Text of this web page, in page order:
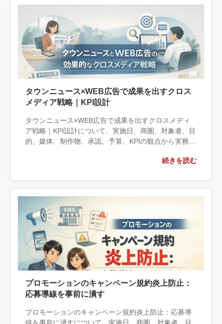
タウンニュース×WEB広告で成果を出すクロス
メディア戦略｜KPI設計
タウンニュース×WEB広告で成果を出すクロスメディ
ア戦略｜KPI設計について、実施日、商圏、対象者、目
的、媒体、制作物、承認、予算、KPIの観点から実務上
部へ相談する条件、相談前に用意する情報、依頼後に
続きを読む
プロモーションのキャンペーン規約炎上防止：
応募導線を事前に潰す
プロモーションのキャンペーン規約炎上防止：応募導